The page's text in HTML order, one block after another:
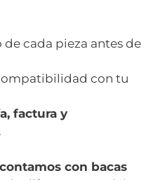
de cada pieza antes de
con tu
factura y
.
con bacas